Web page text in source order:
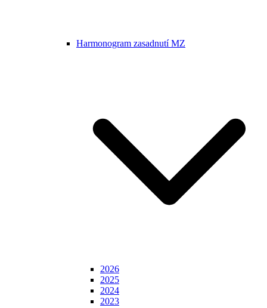
Harmonogram zasadnutí MZ
2026
2025
2024
2023